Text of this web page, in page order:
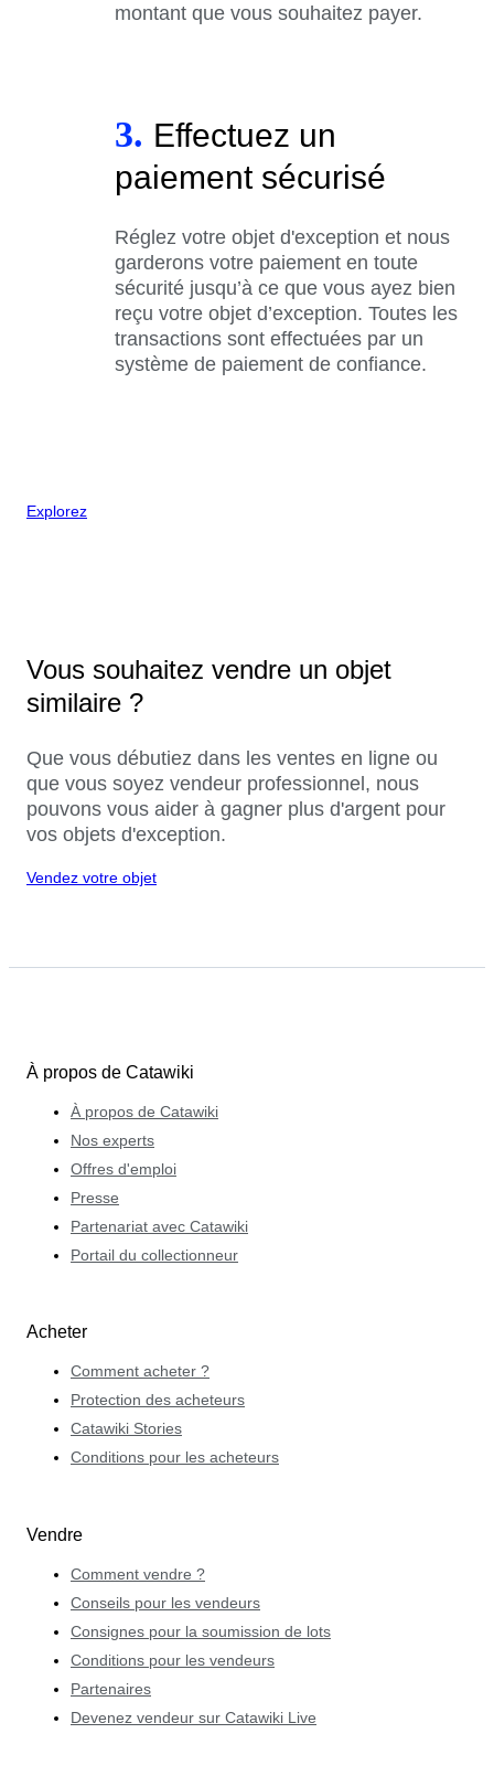
montant que vous souhaitez payer.
3. Effectuez un
paiement sécurisé
Réglez votre objet d'exception et nous
garderons votre paiement en toute
sécurité jusqu’à ce que vous ayez bien
reçu votre objet d’exception. Toutes les
transactions sont effectuées par un
système de paiement de confiance.
Explorez
Vous souhaitez vendre un objet
similaire ?
Que vous débutiez dans les ventes en ligne ou
que vous soyez vendeur professionnel, nous
pouvons vous aider à gagner plus d'argent pour
vos objets d'exception.
Vendez votre objet
À propos de Catawiki
À propos de Catawiki
Nos experts
Offres d'emploi
Presse
Partenariat avec Catawiki
Portail du collectionneur
Acheter
Comment acheter ?
Protection des acheteurs
Catawiki Stories
Conditions pour les acheteurs
Vendre
Comment vendre ?
Conseils pour les vendeurs
Consignes pour la soumission de lots
Conditions pour les vendeurs
Partenaires
Devenez vendeur sur Catawiki Live